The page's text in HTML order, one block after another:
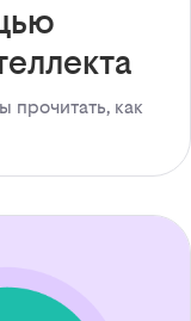
прочитать, как